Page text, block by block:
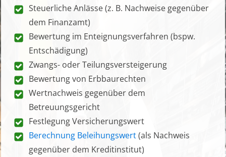
Steuerliche Anlässe (z. B. Nachweise gegenüber
dem Finanzamt)
Bewertung im Enteignungsverfahren (bspw.
Entschädigung)
Zwangs- oder Teilungsversteigerung
Bewertung von Erbbaurechten
Wertnachweis gegenüber dem
Betreuungsgericht
Festlegung Versicherungswert
Berechnung Beleihungswert(als Nachweis
gegenüber dem Kreditinstitut)